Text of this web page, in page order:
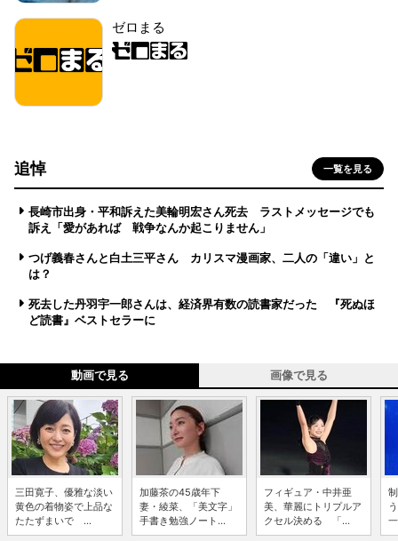
ゼロまる
追悼 一覧を見る
長崎市出身・平和訴えた美輪明宏さん死去 ラストメッセージでも
訴え「愛があれば 戦争なんか起こりません」
つげ義春さんと白土三平さん カリスマ漫画家、二人の「違い」と
は？
死去した丹羽宇一郎さんは、経済界有数の読書家だった 『死ぬほ
ど読書』ベストセラーに
動画で見る 画像で見る
三田寛子、優雅な淡い
黄色の着物姿で上品な
たたずまいで ...
加藤茶の45歳年下
妻・綾菜、「美文字」
手書き勉強ノート...
フィギュア・中井亜
美、華麗にトリプルア
クセル決める 「...